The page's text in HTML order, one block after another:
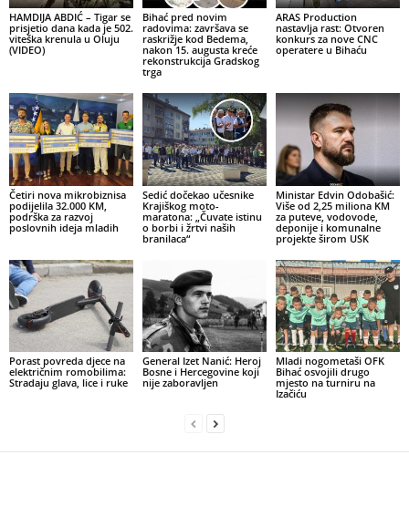
HAMDIJA ABDIĆ – Tigar se
prisjetio dana kada je 502.
viteška krenula u Oluju
(VIDEO)
Bihać pred novim
radovima: završava se
raskrižje kod Bedema,
nakon 15. augusta kreće
rekonstrukcija Gradskog
trga
ARAS Production
nastavlja rast: Otvoren
konkurs za nove CNC
operatere u Bihaću
Četiri nova mikrobiznisa
podijelila 32.000 KM,
podrška za razvoj
poslovnih ideja mladih
Sedić dočekao učesnike
Krajiškog moto-
maratona: „Čuvate istinu
o borbi i žrtvi naših
branilaca“
Ministar Edvin Odobašić:
Više od 2,25 miliona KM
za puteve, vodovode,
deponije i komunalne
projekte širom USK
Porast povreda djece na
električnim romobilima:
Stradaju glava, lice i ruke
General Izet Nanić: Heroj
Bosne i Hercegovine koji
nije zaboravljen
Mladi nogometaši OFK
Bihać osvojili drugo
mjesto na turniru na
Izačiću